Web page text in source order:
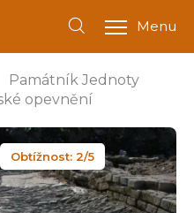
Menu
Památník Jednoty
opevnění
Obtížnost: 2/5